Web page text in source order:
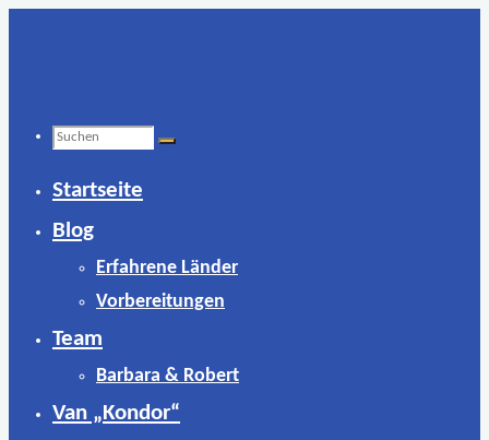
Suchen
nach:
Startseite
Blog
Erfahrene Länder
Vorbereitungen
Team
Barbara & Robert
Van „Kondor“